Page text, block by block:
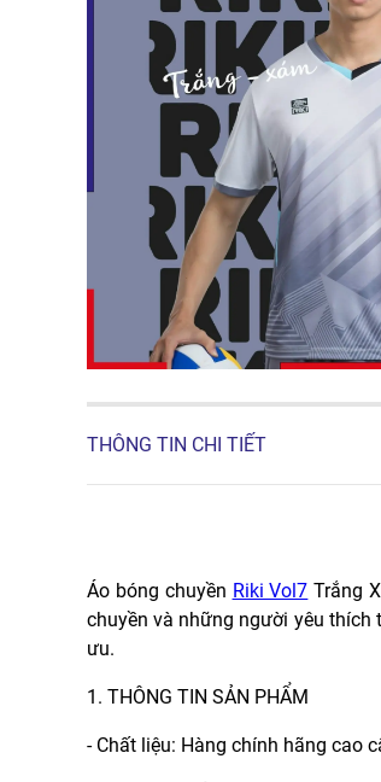
THÔNG TIN CHI TIẾT
Áo bóng chuyền Riki Vol7 Trắng
chuyền và những người yêu thích
ưu.
1. THÔNG TIN SẢN PHẨM
- Chất liệu: Hàng chính hãng cao